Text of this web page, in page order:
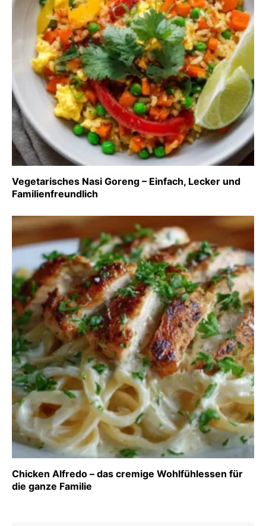
Vegetarisches Nasi Goreng – Einfach, Lecker und
Familienfreundlich
Chicken Alfredo – das cremige Wohlfühlessen für
die ganze Familie